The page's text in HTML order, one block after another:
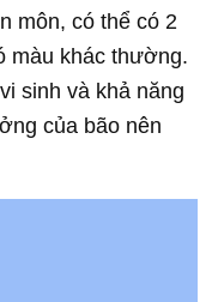
môn, có thể có 2
màu khác thường.
sinh và khả năng
của bão nên